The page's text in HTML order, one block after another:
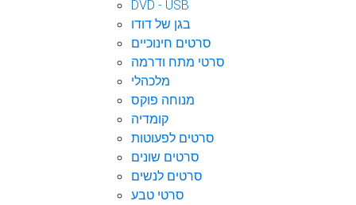
DVD - USB
בגן של דודו
סרטים חינוכיים
סרטי מתח ודרמה
מלכהלי
מנוחה פוקס
קומדיה
סרטים לפעוטות
סרטים שונים
סרטים לנשים
סרטי טבע